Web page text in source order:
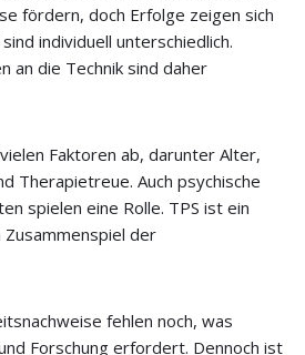
fördern, doch Erfolge zeigen sich
individuell unterschiedlich.
an die Technik sind daher
Faktoren ab, darunter Alter,
Therapietreue. Auch psychische
spielen eine Rolle. TPS ist ein
der
fehlen noch, was
Forschung erfordert. Dennoch ist